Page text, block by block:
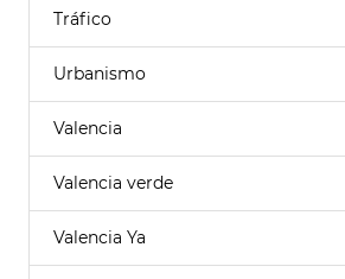
Tráfico
Urbanismo
Valencia
Valencia verde
Valencia Ya